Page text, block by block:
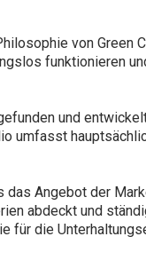
von Green
funktionieren
und
umfasst
Angebot der
abdeckt und
für die